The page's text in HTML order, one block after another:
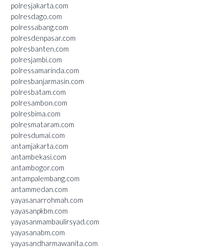
polresjakarta.com
polresdago.com
polressabang.com
polresdenpasar.com
polresbanten.com
polresjambi.com
polressamarinda.com
polresbanjarmasin.com
polresbatam.com
polresambon.com
polresbima.com
polresmataram.com
polresdumai.com
antamjakarta.com
antambekasi.com
antambogor.com
antampalembang.com
antammedan.com
yayasanarrohmah.com
yayasanpkbm.com
yayasanmambaulirsyad.com
yayasanabm.com
yayasandharmawanita.com